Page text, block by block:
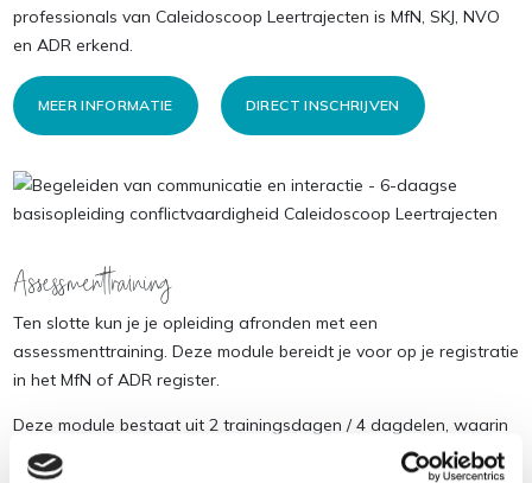
professionals van Caleidoscoop Leertrajecten is MfN, SKJ, NVO
en ADR erkend.
MEER INFORMATIE DIRECT INSCHRIJVEN
Assessmenttraining
Ten slotte kun je je opleiding afronden met een
assessmenttraining. Deze module bereidt je voor op je registratie
in het MfN of ADR register.
Deze module bestaat uit 2 trainingsdagen / 4 dagdelen, waarin
de focus ligt op de praktijk van mediation en voorbereiding op